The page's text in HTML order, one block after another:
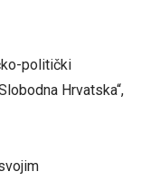
politički
Hrvatska“,